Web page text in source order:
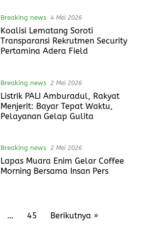
Breaking news 4 Mei 2026
Koalisi Lematang Soroti
Transparansi Rekrutmen Security
Pertamina Adera Field
Breaking news 2 Mei 2026
Listrik PALI Amburadul, Rakyat
Menjerit: Bayar Tepat Waktu,
Pelayanan Gelap Gulita
Breaking news 2 Mei 2026
Lapas Muara Enim Gelar Coffee
Morning Bersama Insan Pers
… 45 Berikutnya »